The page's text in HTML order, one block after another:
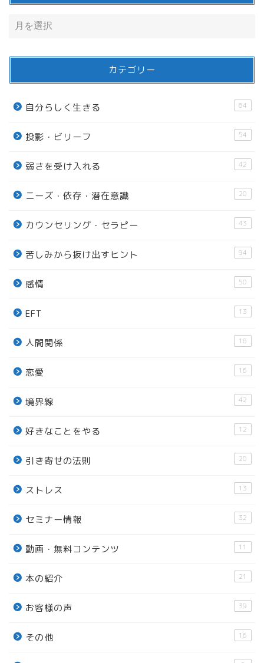
カテゴリー
自分らしく生きる 64
投影・ビリーフ 54
弱さを受け入れる 42
ニーズ・依存・潜在意識 20
カウンセリング・セラピー 43
苦しみから抜け出すヒント 94
感情 50
EFT 13
人間関係 16
恋愛 16
境界線 42
好きなことをやる 12
引き寄せの法則 20
ストレス 13
セミナー情報 32
動画・無料コンテンツ 11
本の紹介 21
お客様の声 39
その他 16